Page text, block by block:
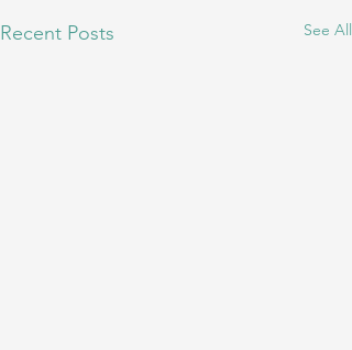
Recent Posts See All